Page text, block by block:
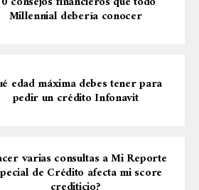
Millennial debería conocer
edad máxima debes tener para
pedir un crédito Infonavit
varias consultas a Mi Reporte
de Crédito afecta mi score